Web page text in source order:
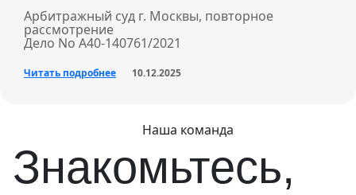
Арбитражный суд г. Москвы, повторное
рассмотрение
Дело No А40-140761/2021
Читать подробнее 10.12.2025
Наша команда
Знакомьтесь,